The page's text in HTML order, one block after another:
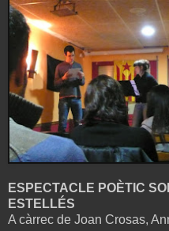
ESPECTACLE POÈTIC
ESTELLÉS
A càrrec de Joan Crosas,